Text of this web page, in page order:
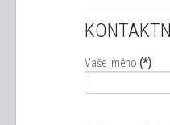
Vaše jméno (*)